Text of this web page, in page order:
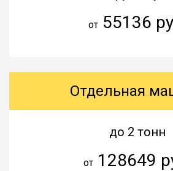
от55136
Отдельная
до 2 тонн
от128649